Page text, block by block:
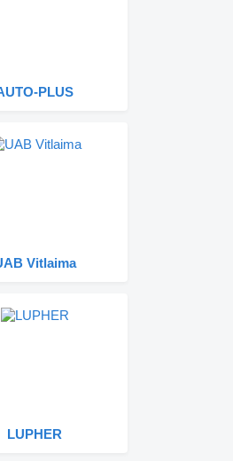
PLUS
Vitlaima
LUPHER